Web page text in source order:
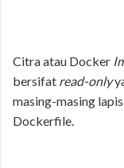
Citra atau Docker
bersifat read-only
masing-masing
Dockerfile.